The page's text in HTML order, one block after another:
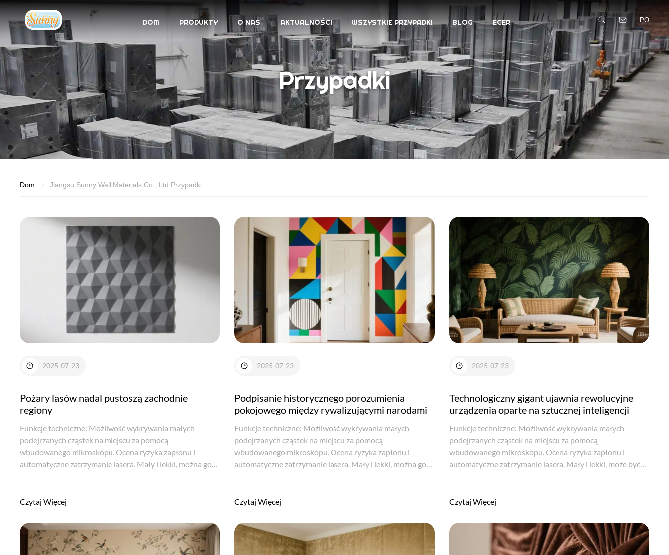
DOM PRODUKTY O NAS AKTUALNOŚCI WSZYSTKIE PRZYPADKI BLOG ECER PO
Przypadki
Dom Jiangsu Sunny Wall Materials Co., Ltd Przypadki
2025-07-23
Pożary lasów nadal pustoszą zachodnie
regiony
Funkcje techniczne: Możliwość wykrywania małych
podejrzanych cząstek na miejscu za pomocą
wbudowanego mikroskopu. Ocena ryzyka zapłonu i
automatyczne zatrzymanie lasera. Mały i lekki, można go
Czytaj Więcej
2025-07-23
Podpisanie historycznego porozumienia
pokojowego między rywalizującymi narodami
Funkcje techniczne: Możliwość wykrywania małych
podejrzanych cząstek na miejscu za pomocą
wbudowanego mikroskopu. Ocena ryzyka zapłonu i
automatyczne zatrzymanie lasera. Mały i lekki, można go
Czytaj Więcej
2025-07-23
Technologiczny gigant ujawnia rewolucyjne
urządzenia oparte na sztucznej inteligencji
Funkcje techniczne: Możliwość wykrywania małych
podejrzanych cząstek na miejscu za pomocą
wbudowanego mikroskopu. Ocena ryzyka zapłonu i
automatyczne zatrzymanie lasera. Mały i lekki, może być
Czytaj Więcej